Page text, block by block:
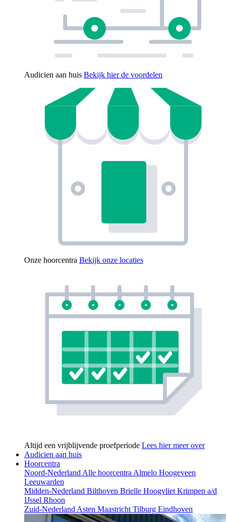
Audicien aan huis Bekijk hier de voordelen
Onze hoorcentra Bekijk onze locaties
Altijd een vrijblijvende proefperiode Lees hier meer over
Audicien aan huis
Hoorcentra
Noord-NederlandAlle hoorcentraAlmelo Hoogeveen
Leeuwarden
Midden-Nederland Bilthoven Brielle HoogvlietKrimpen a/d
IJssel Rhoon
Zuid-NederlandAsten MaastrichtTilburg Eindhoven